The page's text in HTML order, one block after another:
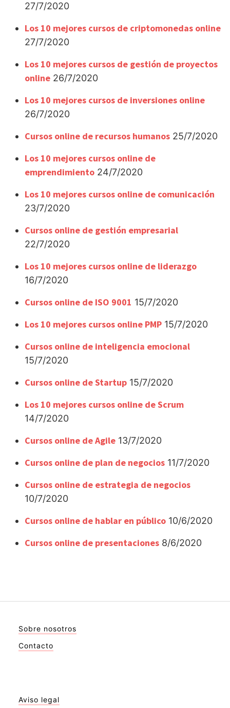
27/7/2020
Los 10 mejores cursos de criptomonedas online
27/7/2020
Los 10 mejores cursos de gestión de proyectos
online 26/7/2020
Los 10 mejores cursos de inversiones online
26/7/2020
Cursos online de recursos humanos 25/7/2020
Los 10 mejores cursos online de
emprendimiento 24/7/2020
Los 10 mejores cursos online de comunicación
23/7/2020
Cursos online de gestión empresarial
22/7/2020
Los 10 mejores cursos online de liderazgo
16/7/2020
Cursos online de ISO 9001 15/7/2020
Los 10 mejores cursos online PMP 15/7/2020
Cursos online de inteligencia emocional
15/7/2020
Cursos online de Startup 15/7/2020
Los 10 mejores cursos online de Scrum
14/7/2020
Cursos online de Agile 13/7/2020
Cursos online de plan de negocios 11/7/2020
Cursos online de estrategia de negocios
10/7/2020
Cursos online de hablar en público 10/6/2020
Cursos online de presentaciones 8/6/2020
Sobre nosotros
Contacto
Aviso legal